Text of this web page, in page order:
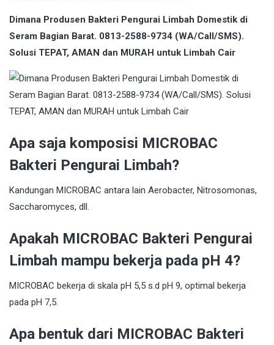
Dimana Produsen Bakteri Pengurai Limbah Domestik di
Seram Bagian Barat. 0813-2588-9734 (WA/Call/SMS).
Solusi TEPAT, AMAN dan MURAH untuk Limbah Cair
Apa saja komposisi MICROBAC
Bakteri Pengurai Limbah?
Kandungan MICROBAC antara lain Aerobacter, Nitrosomonas,
Saccharomyces, dll.
Apakah MICROBAC Bakteri Pengurai
Limbah mampu bekerja pada pH 4?
MICROBAC bekerja di skala pH 5,5 s.d pH 9, optimal bekerja
pada pH 7,5.
Apa bentuk dari MICROBAC Bakteri